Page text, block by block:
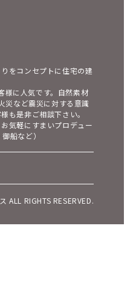
をコンセプトに住宅の建
様に人気です。自然素材
災など震災に対する意識
も是非ご相談下さい。
気軽にすまいプロデュー
船など）
ALL RIGHTS RESERVED.